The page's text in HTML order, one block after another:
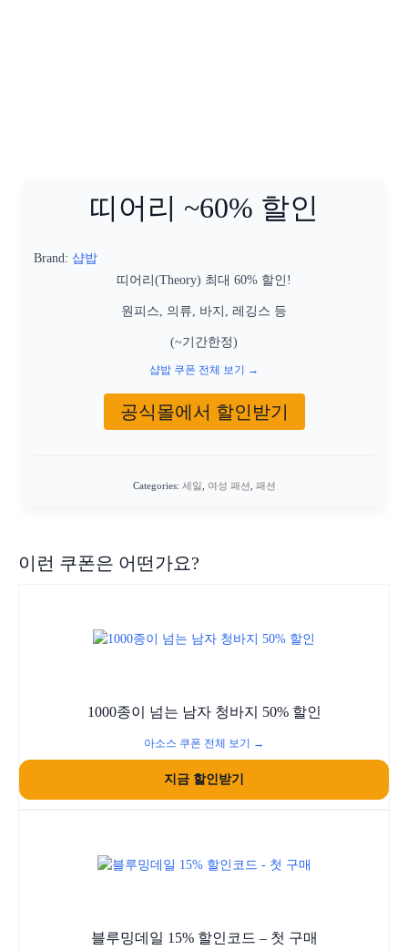
띠어리 ~60% 할인
Brand: 샵밥
띠어리(Theory) 최대 60% 할인!
원피스, 의류, 바지, 레깅스 등
(~기간한정)
샵밥 쿠폰 전체 보기 →
공식몰에서 할인받기
Categories: 세일 여성 패션 패션
이런 쿠폰은 어떤가요?
1000종이 넘는 남자 청바지 50% 할인
아소스 쿠폰 전체 보기 →
지금 할인받기
블루밍데일 15% 할인코드 – 첫 구매